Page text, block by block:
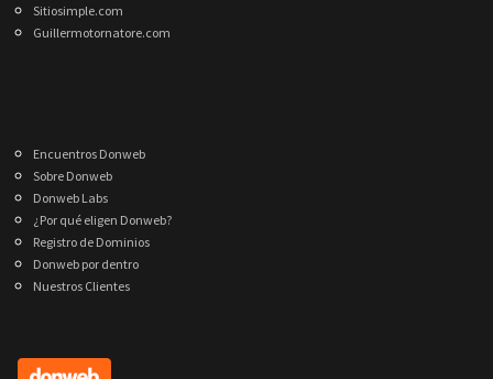
Sitiosimple.com
Guillermotornatore.com
Encuentros Donweb
Sobre Donweb
Donweb Labs
¿Por qué eligen Donweb?
Registro de Dominios
Donweb por dentro
Nuestros Clientes